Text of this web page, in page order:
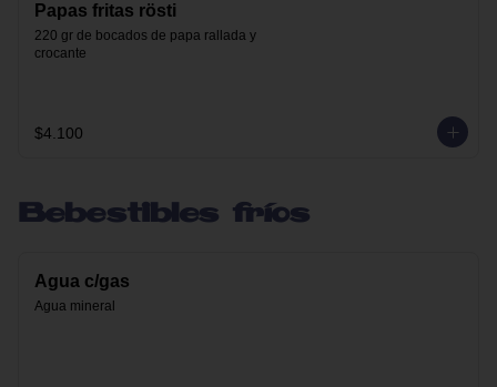
Papas fritas rösti
220 gr de bocados de papa rallada y
crocante
$4.100
Bebestibles fríos
Agua c/gas
Agua mineral